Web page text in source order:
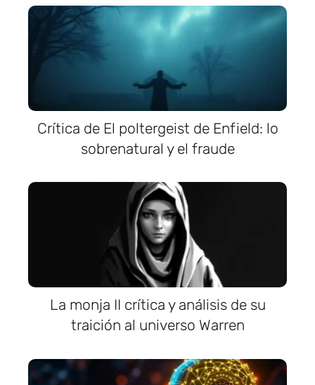
Crítica de El poltergeist de Enfield: lo
sobrenatural y el fraude
La monja II crítica y análisis de su
traición al universo Warren